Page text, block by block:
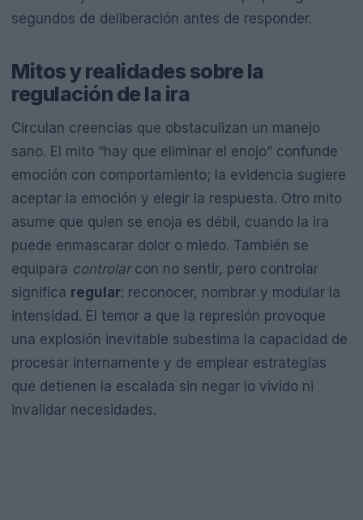
segundos de deliberación antes de responder.
Mitos y realidades sobre la
regulación de la ira
Circulan creencias que obstaculizan un manejo
sano. El mito “hay que eliminar el enojo” confunde
emoción con comportamiento; la evidencia sugiere
aceptar la emoción y elegir la respuesta. Otro mito
asume que quien se enoja es débil, cuando la ira
puede enmascarar dolor o miedo. También se
equipara controlarcon no sentir, pero controlar
significa regular: reconocer, nombrar y modular la
intensidad. El temor a que la represión provoque
una explosión inevitable subestima la capacidad de
procesar internamente y de emplear estrategias
que detienen la escalada sin negar lo vivido ni
invalidar necesidades.